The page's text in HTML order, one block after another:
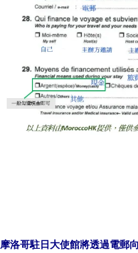
摩洛哥駐日大使館將透過電郵